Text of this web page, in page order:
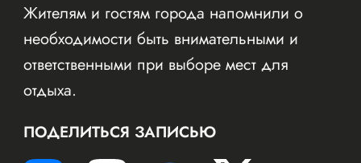
Жителям и гостям города напомнили о
необходимости быть внимательными и
ответственными при выборе мест для
отдыха.
ПОДЕЛИТЬСЯ ЗАПИСЬЮ